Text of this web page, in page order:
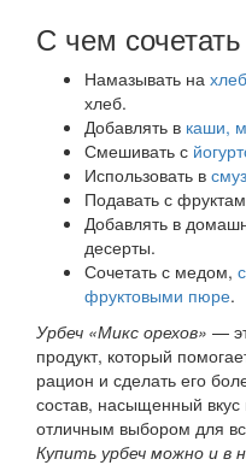
С чем сочетать
Намазывать на
хлеб.
Добавлять в каши,
Смешивать с
Использовать в
Подавать с
Добавлять в
десерты.
Сочетать с медом,
фруктовыми пюре.
Урбеч «Микс орехов» —
продукт, который
рацион и сделать его
состав, насыщенный вкус
отличным выбором для
Купить урбеч можно и в